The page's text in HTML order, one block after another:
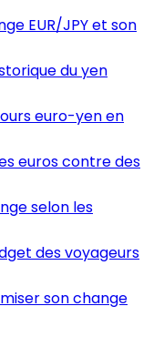
EUR/JPY et son
du yen
euro-yen en
euros contre des
selon les
des voyageurs
son change